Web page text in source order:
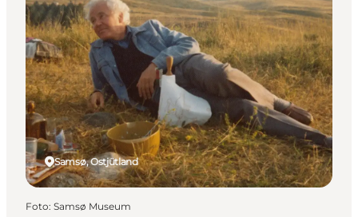
Inspiration
Regionen
Erlebnisse
Unterkünfte
Reiseplanung
Samsø, Ostjütland
Foto: Samsø Museum